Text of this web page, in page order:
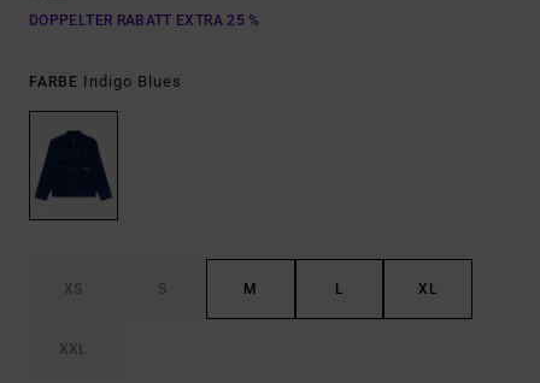
DOPPELTER RABATT EXTRA 25 %
FARBE Indigo Blues
XS S M L XL
XXL